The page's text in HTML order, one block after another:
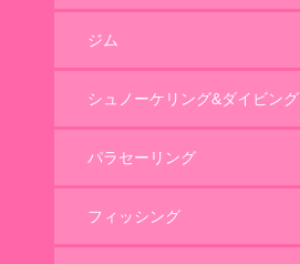
ジム
シュノーケリング&ダイビング
パラセーリング
フィッシング